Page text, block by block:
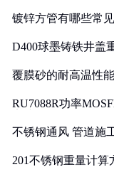
镀锌方管有哪些常
D400球墨铸铁井盖
覆膜砂的耐高温性
RU7088R功率
不锈钢通风 管道施
201不锈钢重量计算